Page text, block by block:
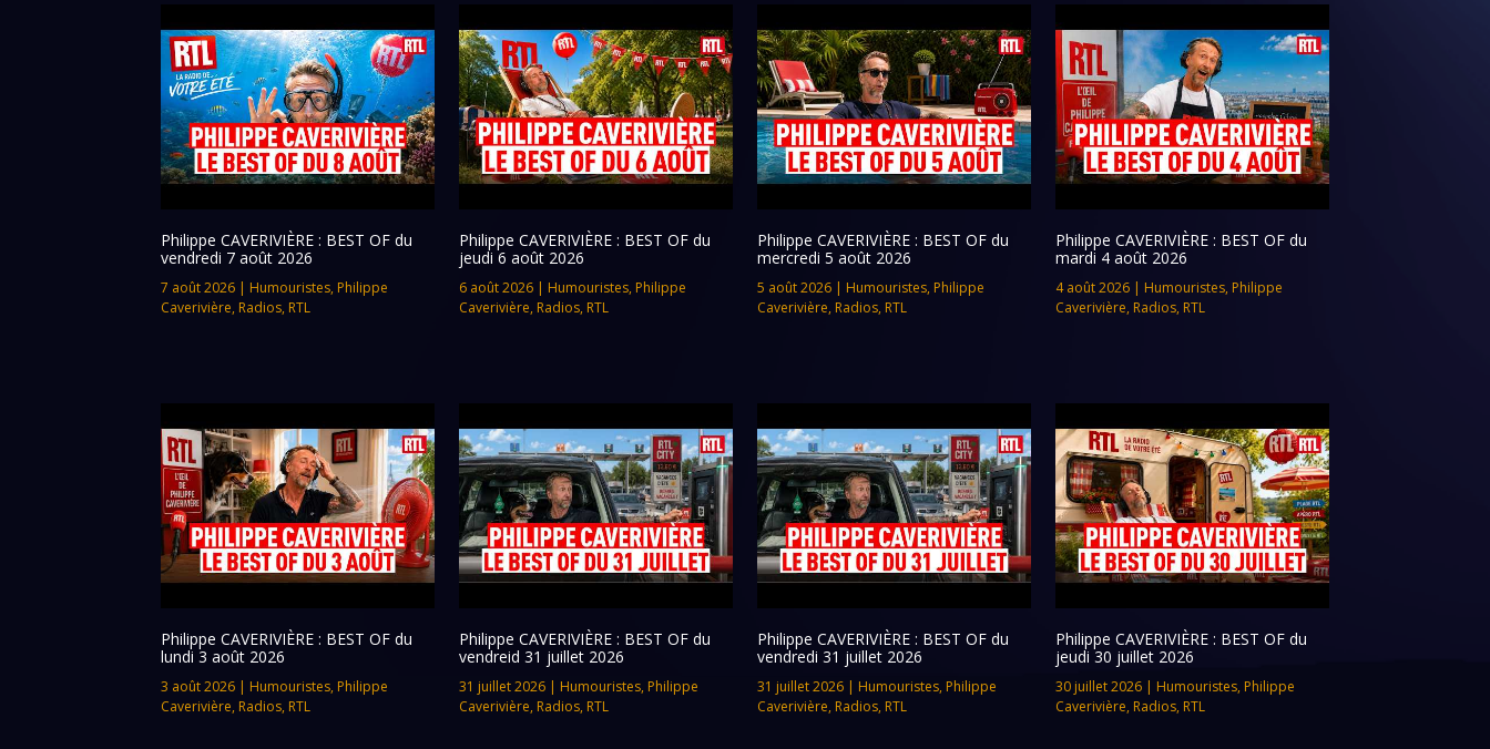
Philippe CAVERIVIÈRE : BEST OF du
vendredi 7 août 2026
7 août 2026 | Humouristes, Philippe
Caverivière, Radios, RTL
Philippe CAVERIVIÈRE : BEST OF du
jeudi 6 août 2026
6 août 2026| Humouristes, Philippe
Caverivière, Radios, RTL
Philippe CAVERIVIÈRE : BEST OF du
mercredi 5 août 2026
5 août 2026| Humouristes, Philippe
Caverivière, Radios, RTL
Philippe CAVERIVIÈRE : BEST OF du
mardi 4 août 2026
4 août 2026| Humouristes, Philippe
Caverivière, Radios, RTL
Philippe CAVERIVIÈRE : BEST OF du
lundi 3 août 2026
3 août 2026 | Humouristes, Philippe
Caverivière, Radios, RTL
Philippe CAVERIVIÈRE : BEST OF du
vendreid 31 juillet 2026
31 juillet 2026| Humouristes, Philippe
Caverivière, Radios, RTL
Philippe CAVERIVIÈRE : BEST OF du
vendredi 31 juillet 2026
31 juillet 2026| Humouristes, Philippe
Caverivière, Radios, RTL
Philippe CAVERIVIÈRE : BEST OF du
jeudi 30 juillet 2026
30 juillet 2026| Humouristes, Philippe
Caverivière, Radios, RTL